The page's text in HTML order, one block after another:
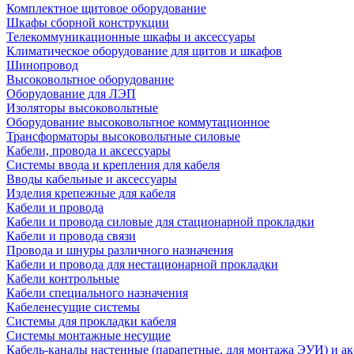
Комплектное щитовое оборудование
Шкафы сборной конструкции
Телекоммуникационные шкафы и аксессуары
Климатическое оборудование для щитов и шкафов
Шинопровод
Высоковольтное оборудование
Оборудование для ЛЭП
Изоляторы высоковольтные
Оборудование высоковольтное коммутационное
Трансформаторы высоковольтные силовые
Кабели, провода и аксессуары
Системы ввода и крепления для кабеля
Вводы кабельные и аксессуары
Изделия крепежные для кабеля
Кабели и провода
Кабели и провода силовые для стационарной прокладки
Кабели и провода связи
Провода и шнуры различного назначения
Кабели и провода для нестационарной прокладки
Кабели контрольные
Кабели специального назначения
Кабеленесущие системы
Системы для прокладки кабеля
Системы монтажные несущие
Кабель-каналы настенные (парапетные, для монтажа ЭУИ) и